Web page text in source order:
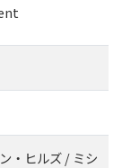
・ヒルズ / ミシ